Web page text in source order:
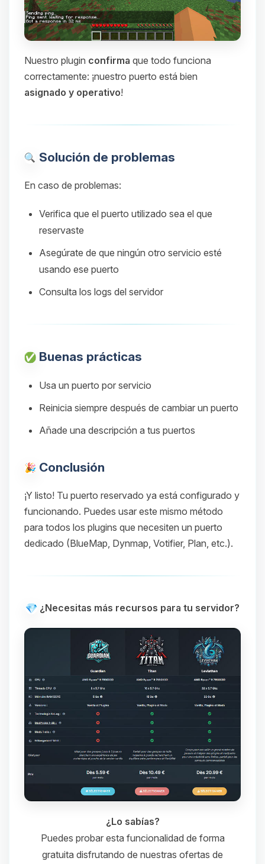
Nuestro plugin confirma que todo funciona
correctamente: ¡nuestro puerto está bien
asignado y operativo!
Solución de problemas
En caso de problemas:
Verifica que el puerto utilizado sea el que
reservaste
Asegúrate de que ningún otro servicio esté
usando ese puerto
Consulta los logs del servidor
Buenas prácticas
Usa un puerto por servicio
Reinicia siempre después de cambiar un puerto
Añade una descripción a tus puertos
Conclusión
¡Y listo! Tu puerto reservado ya está configurado y
funcionando. Puedes usar este mismo método
para todos los plugins que necesiten un puerto
dedicado (BlueMap, Dynmap, Votifier, Plan, etc.).
¿Necesitas más recursos para tu servidor?
¿Lo sabías?
Puedes probar esta funcionalidad de forma
gratuita disfrutando de nuestras ofertas de